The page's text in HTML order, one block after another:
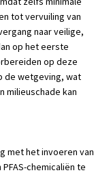
tot vervuiling van
naar veilige,
op het eerste
op deze
de wetgeving, wat
milieuschade kan
met het invoeren van
chemicaliën te